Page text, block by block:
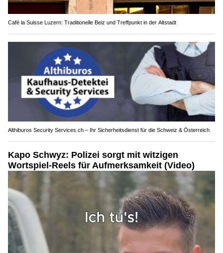
Café la Suisse Luzern: Traditionelle Beiz und Treffpunkt in der Altstadt
Althiburos Security Services.ch – Ihr Sicherheitsdienst für die Schweiz & Österreich
Kapo Schwyz: Polizei sorgt mit witzigen
Wortspiel-Reels für Aufmerksamkeit (Video)